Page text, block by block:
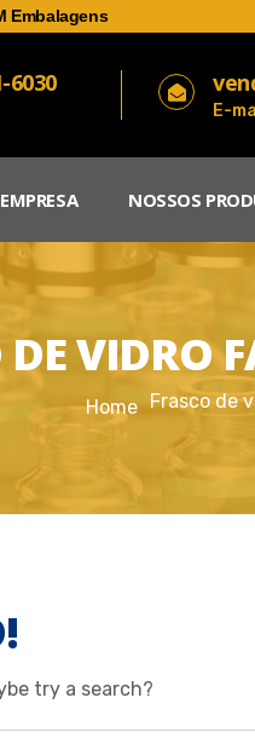
Embalagens
6030
E-
NOSSOS
DE VIDRO
Home Frasco de
try a search?